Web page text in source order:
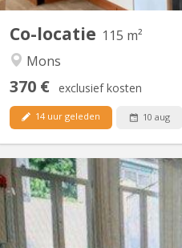
Co-locatie 115 m²
Mons
370 € exclusief kosten
14 uur geleden 10 aug
Immeuble à proximité de la
une co-location de 9
cuisine - commu -